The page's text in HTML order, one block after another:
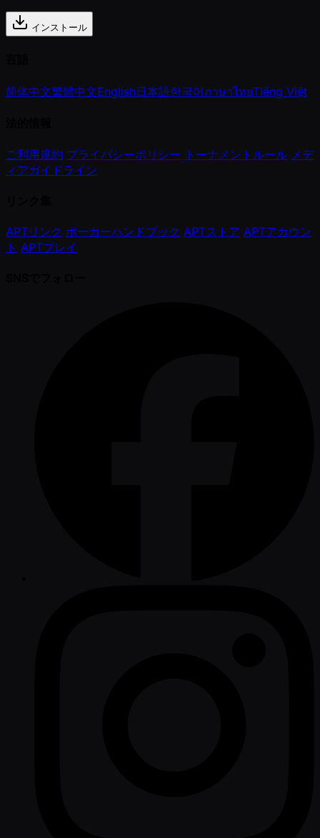
インストール
简体中文繁體中文English日本語한국어ภาษาไทยTiếng Việt
ご利用規約 プライバシーポリシー トーナメントルール メデ
ィアガイドライン
APTリンク ポーカーハンドブック APTストア APTアカウン
ト APTプレイ